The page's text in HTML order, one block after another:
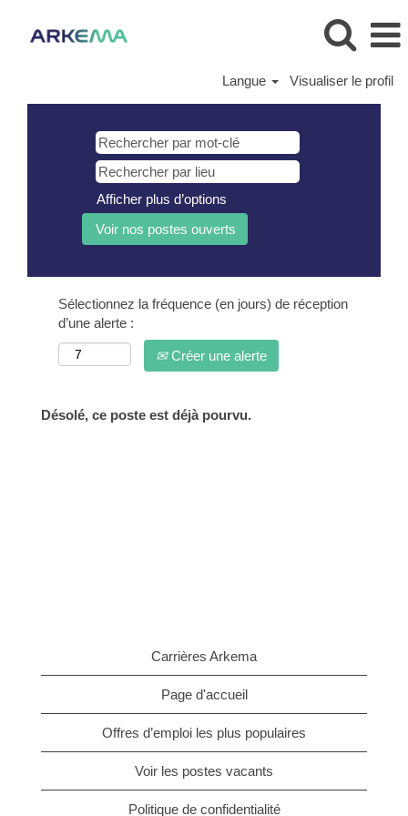
Langue Visualiser le profil
Afficher plus d’options
Sélectionnez la fréquence (en jours) de réception
d’une alerte :
Créer une alerte
Désolé, ce poste est déjà pourvu.
Carrières Arkema
Page d'accueil
Offres d’emploi les plus populaires
Voir les postes vacants
Politique de confidentialité